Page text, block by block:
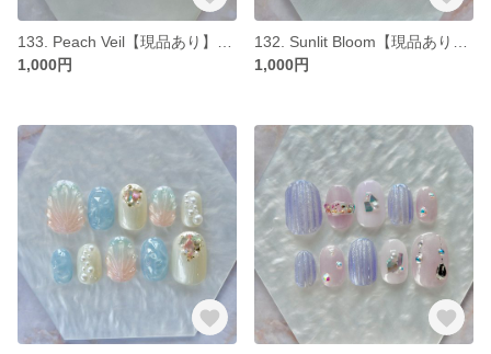
1,000円
1,000円